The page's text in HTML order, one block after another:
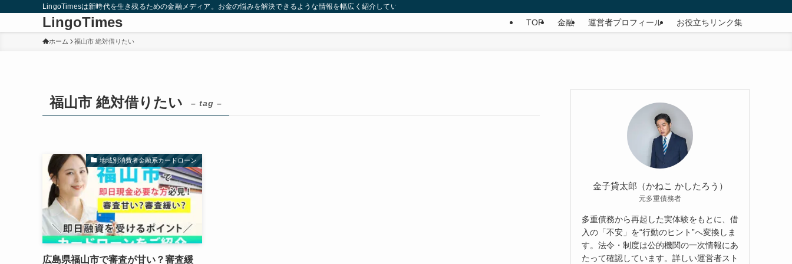
LingoTimesは新時代を生き残るための金融メディア。お金の悩みを解決できるような情報を幅広く紹介していきます。
LingoTimes TOP 金融 運営者プロフィール お役立ちリンク集
ホーム 福山市 絶対借りたい
福山市 絶対借りたい – tag –
地域別消費者金融系カードローン
広島県福山市で審査が甘い？審査緩
金子貸太郎（かねこ かしたろう）
元多重債務者
多重債務から再起した実体験をもとに、借
入の「不安」を“行動のヒント”へ変換しま
す。法令・制度は公的機関の一次情報にあ
たって確認しています。詳しい運営者スト